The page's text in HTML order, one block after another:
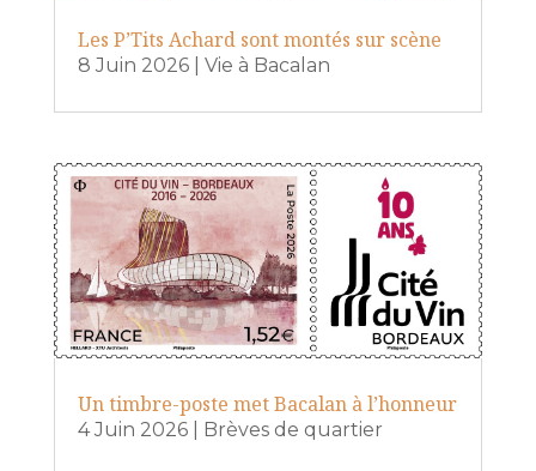
Les P’Tits Achard sont montés sur scène
8 Juin 2026| Vie à Bacalan
Un timbre-poste met Bacalan à l’honneur
4 Juin 2026| Brèves de quartier